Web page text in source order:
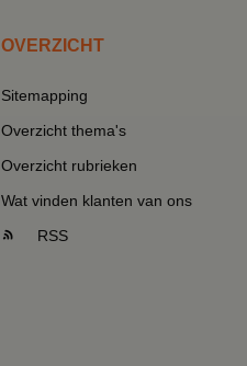
OVERZICHT
Sitemapping
Overzicht thema's
Overzicht rubrieken
Wat vinden klanten van ons
RSS